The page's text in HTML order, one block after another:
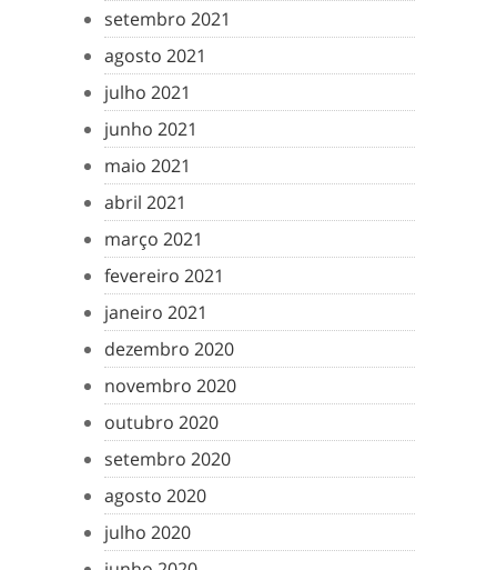
setembro 2021
agosto 2021
julho 2021
junho 2021
maio 2021
abril 2021
março 2021
fevereiro 2021
janeiro 2021
dezembro 2020
novembro 2020
outubro 2020
setembro 2020
agosto 2020
julho 2020